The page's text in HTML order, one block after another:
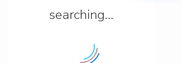
searching...